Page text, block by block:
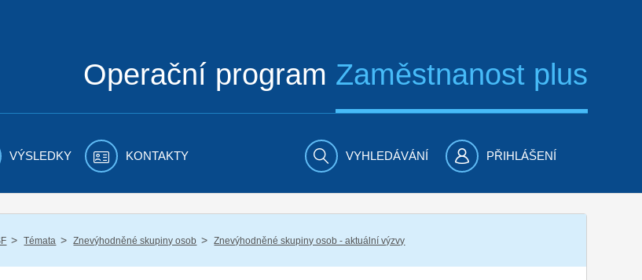
Operační program Zaměstnanost plus
VÝSLEDKY KONTAKTY VYHLEDÁVÁNÍ PŘIHLÁŠENÍ
/ Témata / Znevýhodněné skupiny osob / Znevýhodněné skupiny osob - aktuální výzvy